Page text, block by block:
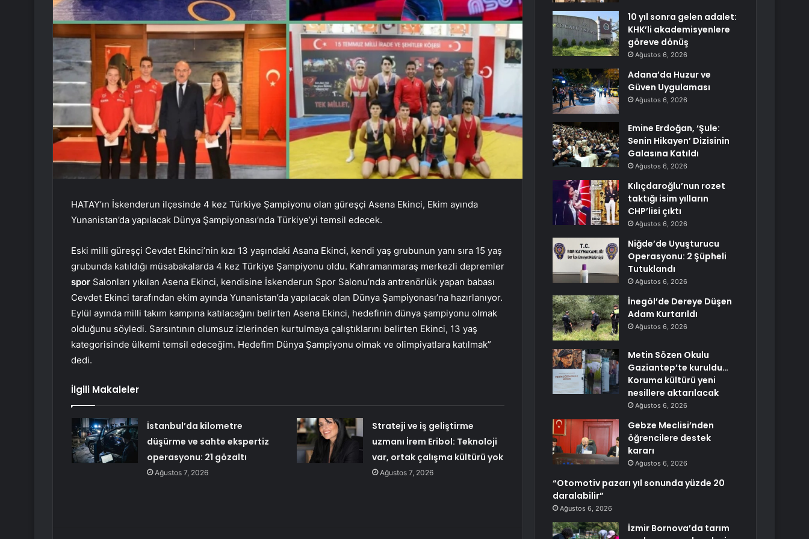
HATAY’ın İskenderun ilçesinde 4 kez Türkiye Şampiyonu olan güreşçi Asena Ekinci, Ekim ayında
Yunanistan’da yapılacak Dünya Şampiyonası’nda Türkiye’yi temsil edecek.
Eski milli güreşçi Cevdet Ekinci’nin kızı 13 yaşındaki Asana Ekinci, kendi yaş grubunun yanı sıra 15 yaş
grubunda katıldığı müsabakalarda 4 kez Türkiye Şampiyonu oldu. Kahramanmaraş merkezli depremler
spor Salonları yıkılan Asena Ekinci, kendisine İskenderun Spor Salonu’nda antrenörlük yapan babası
Cevdet Ekinci tarafından ekim ayında Yunanistan’da yapılacak olan Dünya Şampiyonası’na hazırlanıyor.
Eylül ayında milli takım kampına katılacağını belirten Asena Ekinci, hedefinin dünya şampiyonu olmak
olduğunu söyledi. Sarsıntının olumsuz izlerinden kurtulmaya çalıştıklarını belirten Ekinci, 13 yaş
kategorisinde ülkemi temsil edeceğim. Hedefim Dünya Şampiyonu olmak ve olimpiyatlara katılmak”
dedi.
İlgili Makaleler
İstanbul’da kilometre
düşürme ve sahte ekspertiz
operasyonu: 21 gözaltı
Ağustos 7, 2026
Strateji ve iş geliştirme
uzmanı İrem Eribol: Teknoloji
var, ortak çalışma kültürü yok
Ağustos 7, 2026
10 yıl sonra gelen adalet:
KHK’li akademisyenlere
göreve dönüş
Ağustos 6, 2026
Adana’da Huzur ve
Güven Uygulaması
Ağustos 6, 2026
Emine Erdoğan, ‘Şule:
Senin Hikayen’ Dizisinin
Galasına Katıldı
Ağustos 6, 2026
Kılıçdaroğlu’nun rozet
taktığı isim yılların
CHP’lisi çıktı
Ağustos 6, 2026
Niğde’de Uyuşturucu
Operasyonu: 2 Şüpheli
Tutuklandı
Ağustos 6, 2026
İnegöl’de Dereye Düşen
Adam Kurtarıldı
Ağustos 6, 2026
Metin Sözen Okulu
Gaziantep’te kuruldu…
Koruma kültürü yeni
nesillere aktarılacak
Ağustos 6, 2026
Gebze Meclisi’nden
öğrencilere destek
kararı
Ağustos 6, 2026
“Otomotiv pazarı yıl sonunda yüzde 20
daralabilir”
Ağustos 6, 2026
İzmir Bornova’da tarım